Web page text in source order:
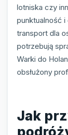
lotniska czy
punktualność
transport dla
potrzebują
Warki do
obsłużony
Jak